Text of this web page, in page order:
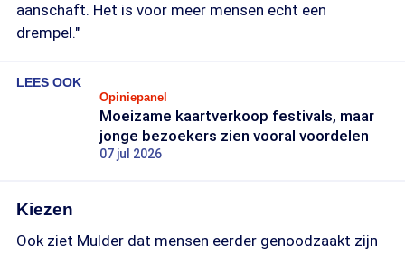
aanschaft. Het is voor meer mensen echt een
drempel."
LEES OOK
Opiniepanel
Moeizame kaartverkoop festivals, maar
jonge bezoekers zien vooral voordelen
07 jul 2026
Kiezen
Ook ziet Mulder dat mensen eerder genoodzaakt zijn